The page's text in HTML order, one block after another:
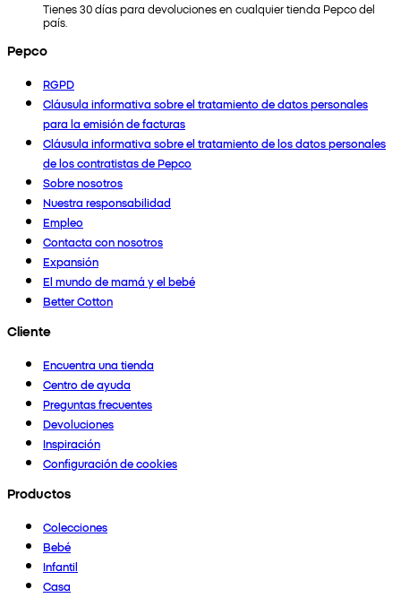
Tienes 30 días para devoluciones en cualquier tienda Pepco del
país.
Pepco
RGPD
Cláusula informativa sobre el tratamiento de datos personales
para la emisión de facturas
Cláusula informativa sobre el tratamiento de los datos personales
de los contratistas de Pepco
Sobre nosotros
Nuestra responsabilidad
Empleo
Contacta con nosotros
Expansión
El mundo de mamá y el bebé
Better Cotton
Cliente
Encuentra una tienda
Centro de ayuda
Preguntas frecuentes
Devoluciones
Inspiración
Configuración de cookies
Productos
Colecciones
Bebé
Infantil
Casa